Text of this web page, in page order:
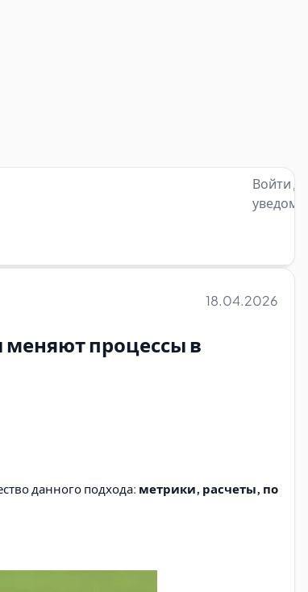
Войти
18.04.2026
меняют процессы в
данного подхода: метрики, расчеты, по